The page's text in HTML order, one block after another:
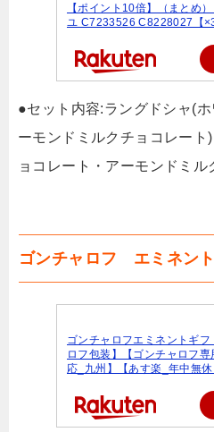
【ポイント10倍】（まとめ
ユ C7233526 C8228027【×3
●セット内容:ラングドシャ(
ーモンドミルクチョコレー
ョコレート・アーモンドミ
ゴンチャロフ エミネント
ゴンチャロフエミネントギ
ロフ包装】【ゴンチャロフ
応_九州】【あす楽_年中無休